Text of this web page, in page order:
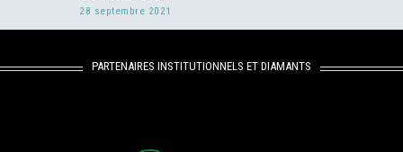
28 septembre 2021
PARTENAIRES INSTITUTIONNELS ET DIAMANTS